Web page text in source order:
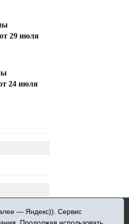
29 июля
24 июля
массовых
— Яндекс)). Сервис